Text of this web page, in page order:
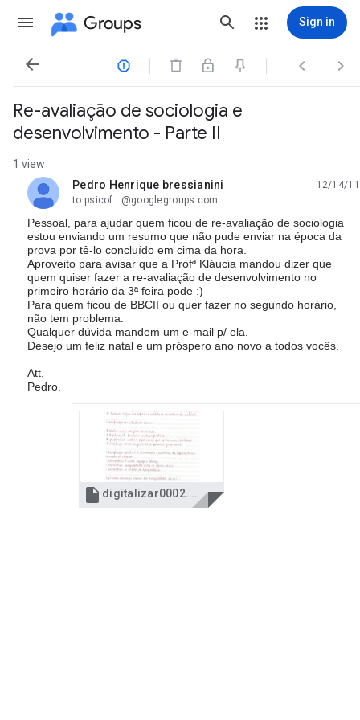
Groups Sign in
   
Re-avaliação de sociologia e
desenvolvimento - Parte II
1 view
Pedro Henrique bressianini
unread,
12/14/11
to psicof...@googlegroups.com
Pessoal, para ajudar quem ficou de re-avaliação de sociologia
estou enviando um resumo que não pude enviar na época da
prova por tê-lo concluído em cima da hora.
Aproveito para avisar que a Profª Kláucia mandou dizer que
quem quiser fazer a re-avaliação de desenvolvimento no
primeiro horário da 3ª feira pode :)
Para quem ficou de BBCII ou quer fazer no segundo horário,
não tem problema.
Qualquer dúvida mandem um e-mail p/ ela.
Desejo um feliz natal e um próspero ano novo a todos vocês.
Att,
Pedro.
 digitalizar0002.jpg